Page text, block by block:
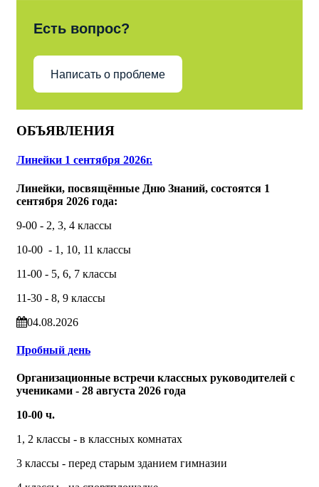
Есть вопрос?
Написать о проблеме
ОБЪЯВЛЕНИЯ
Линейки 1 сентября 2026г.
Линейки, посвящённые Дню Знаний, состоятся 1
сентября 2026 года:
9-00 - 2, 3, 4 классы
10-00 - 1, 10, 11 классы
11-00 - 5, 6, 7 классы
11-30 - 8, 9 классы
04.08.2026
Пробный день
Организационные встречи классных руководителей с
учениками - 28 августа 2026 года
10-00 ч.
1, 2 классы - в классных комнатах
3 классы - перед старым зданием гимназии